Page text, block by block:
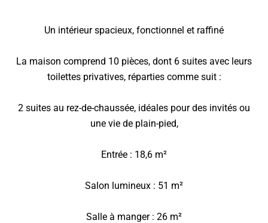
Un intérieur spacieux, fonctionnel et raffiné
La maison comprend 10 pièces, dont 6 suites avec leurs
toilettes privatives, réparties comme suit :
2 suites au rez-de-chaussée, idéales pour des invités ou
une vie de plain-pied,
Entrée : 18,6 m²
Salon lumineux : 51 m²
Salle à manger : 26 m²